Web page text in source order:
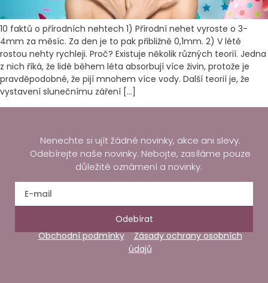
10 faktů o přírodních nehtech 1) Přírodní nehet vyroste o 3-
4mm za měsíc. Za den je to pak přibližně 0,1mm. 2) V létě
rostou nehty rychleji. Proč? Existuje několik různých teorií. Jedna
z nich říká, že lidé během léta absorbují více živin, protože je
pravděpodobné, že pijí mnohem více vody. Další teorií je, že
vystavení slunečnímu záření […]
Nenechte si ujít žádné novinky, akce ani slevy.
Odebírejte naše novinky. Nebojte, zasíláme pouze
důležité oznámení a novinky.
Odebírat
Obchodní podmínky
Zásady ochrany osobních
údajů